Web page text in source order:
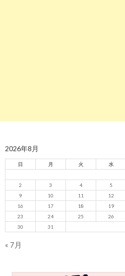
2026年8月
日 月 火 水
2
3 4 5
9
10 11 12
16
17 18 19
23
24 25 26
30
31
« 7月